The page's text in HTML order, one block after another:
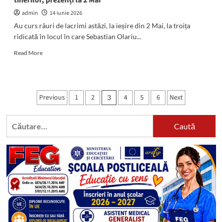
trebuie
o
clarifice
propriile
admin
14 iunie 2026
Au curs râuri de lacrimi astăzi, la ieșire din 2 Mai, la troița
ridicată în locul în care Sebastian Olariu...
Read MoreRead
Lacrimi
și
A
fost
sfințită
troița
în
amintirea
Robertei
și
a
lui
Sebi.
Paginație
articole
Previous 1 2 3 4 5 6 Next
Caută